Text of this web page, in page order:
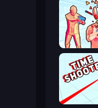
Time
Time